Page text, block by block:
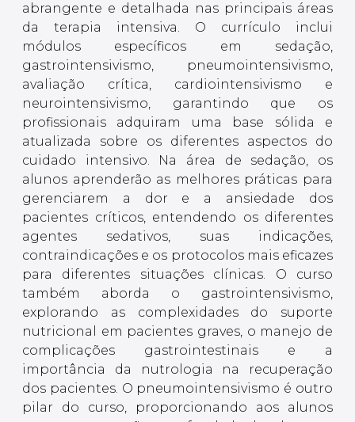
abrangente e detalhada nas principais áreas
da terapia intensiva. O currículo inclui
módulos específicos em sedação,
gastrointensivismo, pneumointensivismo,
avaliação crítica, cardiointensivismo e
neurointensivismo, garantindo que os
profissionais adquiram uma base sólida e
atualizada sobre os diferentes aspectos do
cuidado intensivo. Na área de sedação, os
alunos aprenderão as melhores práticas para
gerenciarem a dor e a ansiedade dos
pacientes críticos, entendendo os diferentes
agentes sedativos, suas indicações,
contraindicações e os protocolos mais eficazes
para diferentes situações clínicas. O curso
também aborda o gastrointensivismo,
explorando as complexidades do suporte
nutricional em pacientes graves, o manejo de
complicações gastrointestinais e a
importância da nutrologia na recuperação
dos pacientes. O pneumointensivismo é outro
pilar do curso, proporcionando aos alunos